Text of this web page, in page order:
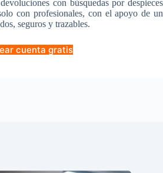
con búsquedas por despieces
con profesionales, con el apoyo de un
seguros y trazables.
cuenta gratis